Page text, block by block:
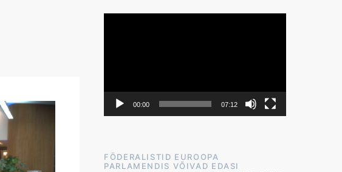
00:00 07:12
FÖDERALISTID EUROOPA
PARLAMENDIS VÕIVAD EDASI